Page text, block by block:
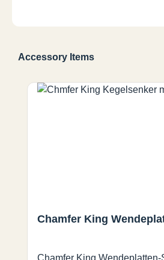
Accessory Items
Chamfer King